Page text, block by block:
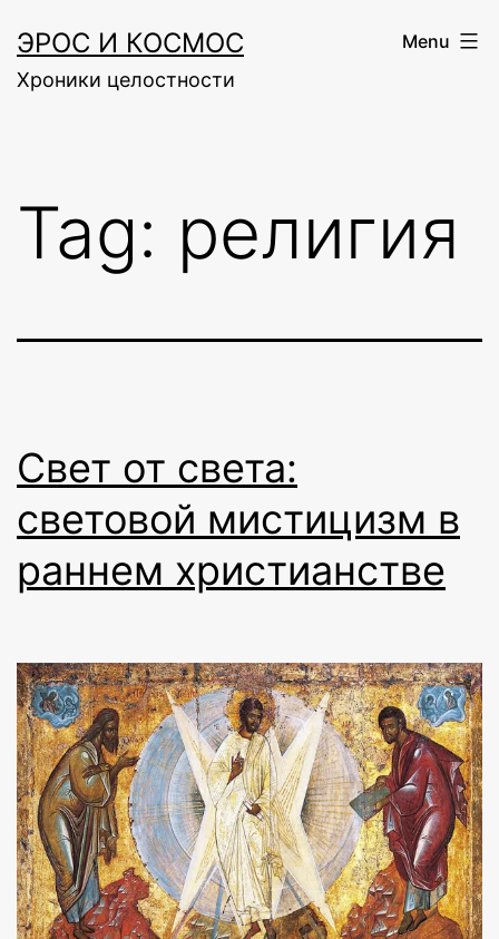
to
content
ЭРОС И КОСМОС
Хроники целостности
Menu
Tag: религия
Свет от света:
световой мистицизм в
раннем христианстве